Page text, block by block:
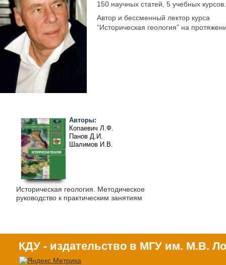
150 научных статей, 5 учебных курсов.
Автор и бессменный лектор курса
“Историческая геология” на
Историческая геология. Методическое
руководство к практическим занятиям
Авторы:
Копаевич Л.Ф.
Панов Д.И.
Шалимов И.В.
КДУ - издательство в МГУ им. М.В.